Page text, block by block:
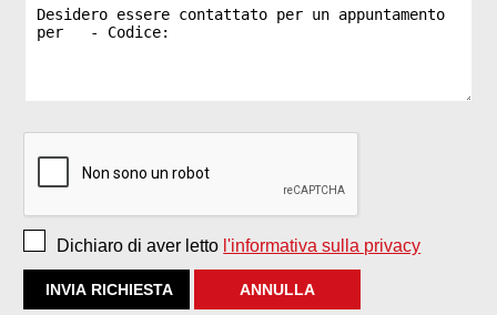
Dichiaro di aver letto l'informativa sulla privacy